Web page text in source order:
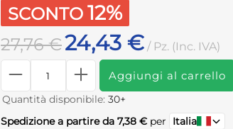
SCONTO 12%
27,76 €24,43 € / Pz. (Inc. IVA)
Aggiungi al carrello
Quantità disponibile: 30+
Spedizione a partire da 7,38 € per
Italia